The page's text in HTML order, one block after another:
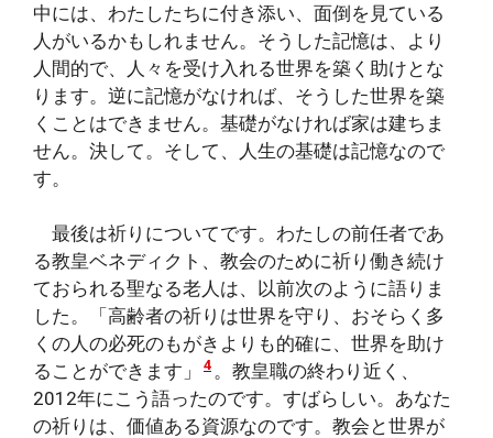
中には、わたしたちに付き添い、面倒を見ている
人がいるかもしれません。そうした記憶は、より
人間的で、人々を受け入れる世界を築く助けとな
ります。逆に記憶がなければ、そうした世界を築
くことはできません。基礎がなければ家は建ちま
せん。決して。そして、人生の基礎は記憶なので
す。
最後は祈りについてです。わたしの前任者であ
る教皇ベネディクト、教会のために祈り働き続け
ておられる聖なる老人は、以前次のように語りま
した。「高齢者の祈りは世界を守り、おそらく多
くの人の必死のもがきよりも的確に、世界を助け
ることができます」
4 。教皇職の終わり近く、
2012年にこう語ったのです。すばらしい。あなた
の祈りは、価値ある資源なのです。教会と世界が